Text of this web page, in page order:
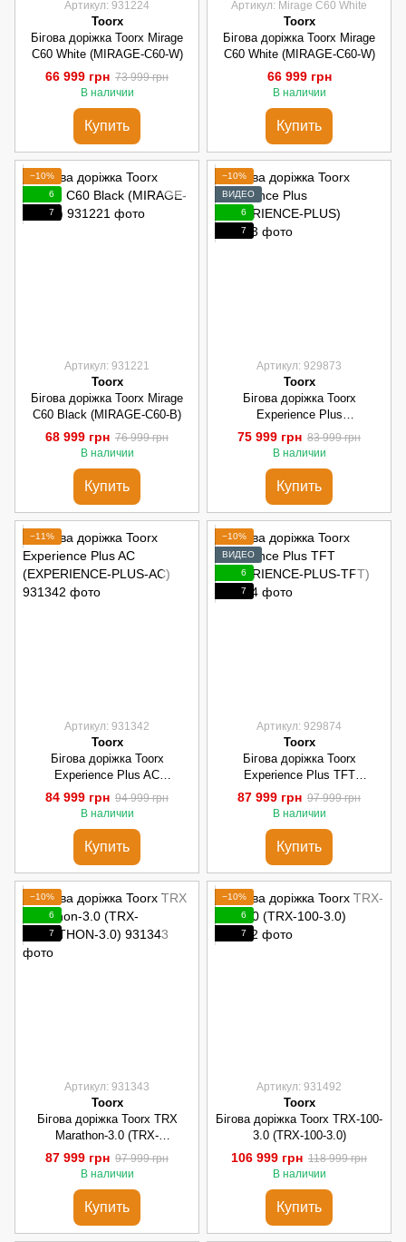
Артикул: 931224
Toorx
Бігова доріжка Toorx Mirage
C60 White (MIRAGE-C60-W)
66 999 грн 73 999 грн
В наличии
Купить
Артикул: Mirage C60 White
Toorx
Бігова доріжка Toorx Mirage
C60 White (MIRAGE-C60-W)
66 999 грн
В наличии
Купить
−10%
6
7
Артикул: 931221
Toorx
Бігова доріжка Toorx Mirage
C60 Black (MIRAGE-C60-B)
68 999 грн 76 999 грн
В наличии
Купить
−10%
ВИДЕО
6
7
Артикул: 929873
Toorx
Бігова доріжка Toorx
Experience Plus
(EXPERIENCE-PLUS)
75 999 грн 83 999 грн
В наличии
Купить
−11%
Артикул: 931342
Toorx
Бігова доріжка Toorx
Experience Plus AC
(EXPERIENCE-PLUS-AC)
84 999 грн 94 999 грн
В наличии
Купить
−10%
ВИДЕО
6
7
Артикул: 929874
Toorx
Бігова доріжка Toorx
Experience Plus TFT
(EXPERIENCE-PLUS-TFT)
87 999 грн 97 999 грн
В наличии
Купить
−10%
6
7
Артикул: 931343
Toorx
Бігова доріжка Toorx TRX
Marathon-3.0 (TRX-
MARATHON-3.0)
87 999 грн 97 999 грн
В наличии
Купить
−10%
6
7
Артикул: 931492
Toorx
Бігова доріжка Toorx TRX-100-
3.0 (TRX-100-3.0)
106 999 грн 118 999 грн
В наличии
Купить